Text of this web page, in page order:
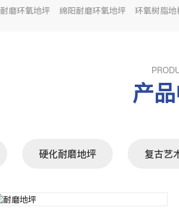
耐磨环氧地坪 绵阳耐磨环氧地坪 环氧树脂地
产
硬化耐磨地坪 复古艺